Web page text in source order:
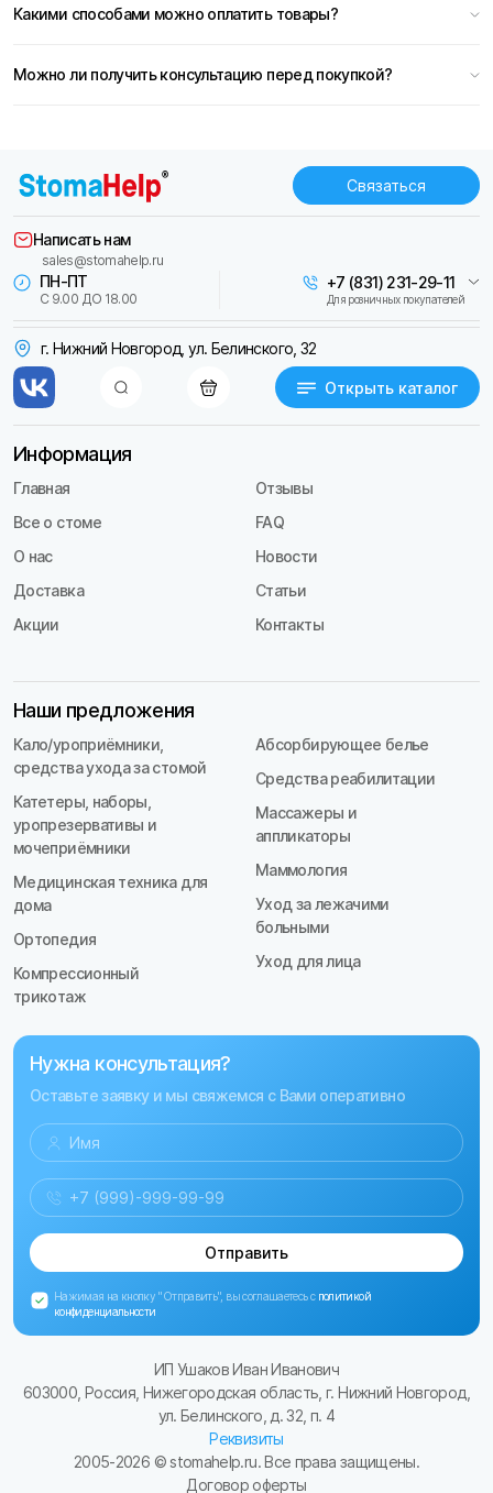
Какими способами можно оплатить товары?
Можно ли получить консультацию перед покупкой?
Связаться
г. Нижний Новгород, ул. Белинского, 32
Открыть каталог
ПН-ПТ
С 9.00 ДО 18.00
+7 (831) 231-29-11
Для розничных покупателей
Написать нам
sales@stomahelp.ru
Информация
Главная
Все о стоме
О нас
Доставка
Акции
Отзывы
FAQ
Новости
Статьи
Контакты
Наши предложения
Кало/уроприёмники,
средства ухода за стомой
Катетеры, наборы,
уропрезервативы и
мочеприёмники
Медицинская техника для
дома
Ортопедия
Компрессионный
трикотаж
Абсорбирующее белье
Средства реабилитации
Массажеры и
аппликаторы
Маммология
Уход за лежачими
больными
Уход для лица
Нужна консультация?
Оставьте заявку и мы свяжемся с Вами оперативно
Отправить
Нажимая на кнопку "Отправить", вы соглашаетесь с политикой
конфиденциальности
ИП Ушаков Иван Иванович
603000, Россия, Нижегородская область, г. Нижний Новгород,
ул. Белинского, д. 32, п. 4
Реквизиты
2005-2026 © stomahelp.ru. Все права защищены.
Договор оферты